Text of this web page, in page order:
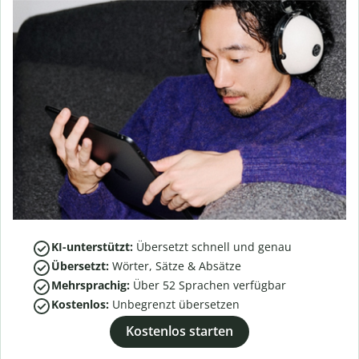
KI-unterstützt: Übersetzt schnell und genau
Übersetzt: Wörter, Sätze & Absätze
Mehrsprachig: Über 52 Sprachen verfügbar
Kostenlos: Unbegrenzt übersetzen
Kostenlos starten